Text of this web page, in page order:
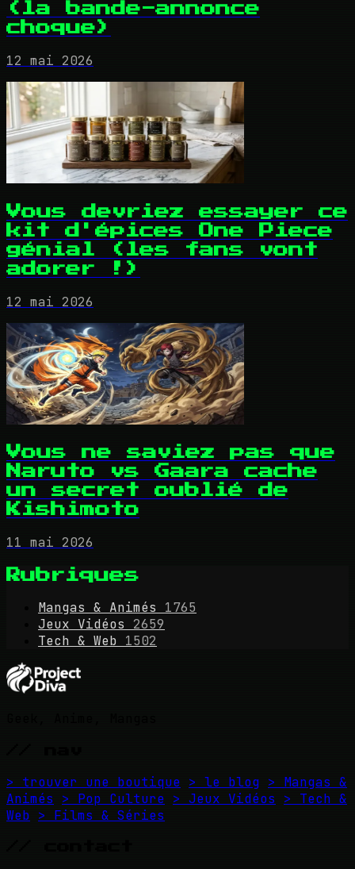
(la bande-annonce
choque)
12 mai 2026
Vous devriez essayer ce
kit d'épices One Piece
génial (les fans vont
adorer !)
12 mai 2026
Vous ne saviez pas que
Naruto vs Gaara cache
un secret oublié de
Kishimoto
11 mai 2026
Rubriques
Mangas & Animés
1765
Jeux Vidéos
2659
Tech & Web 1502
> trouver une boutique > le blog > Mangas &
Animés
> Pop Culture > Jeux Vidéos
> Tech &
Web > Films & Séries